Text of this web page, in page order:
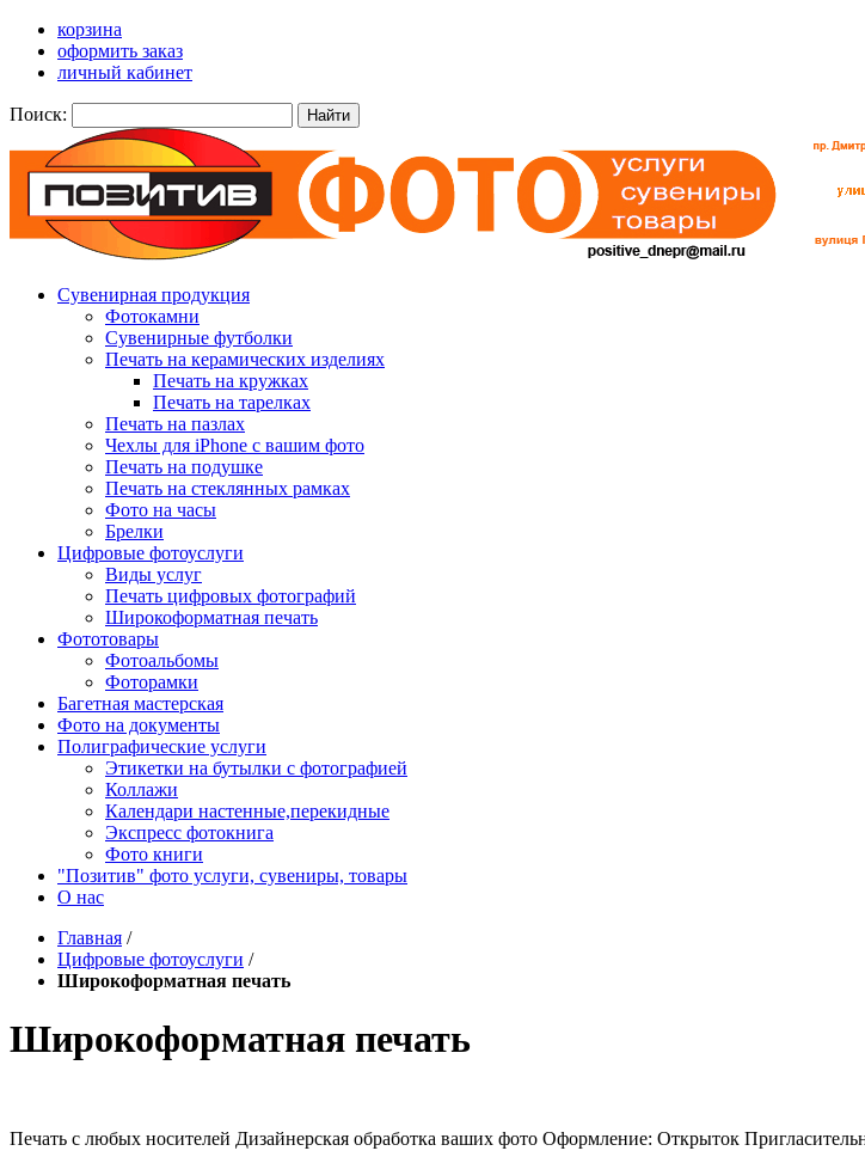
корзина
оформить заказ
личный кабинет
Поиск: Найти
Сувенирная продукция
Фотокамни
Сувенирные футболки
Печать на керамических изделиях
Печать на кружках
Печать на тарелках
Печать на пазлах
Чехлы для iPhone с вашим фото
Печать на подушке
Печать на стеклянных рамках
Фото на часы
Брелки
Цифровые фотоуслуги
Виды услуг
Печать цифровых фотографий
Широкоформатная печать
Фототовары
Фотоальбомы
Фоторамки
Багетная мастерская
Фото на документы
Полиграфические услуги
Этикетки на бутылки c фотографией
Коллажи
Календари настенные,перекидные
Экспресс фотокнига
Фото книги
"Позитив" фото услуги, сувениры, товары
О нас
Главная /
Цифровые фотоуслуги /
Широкоформатная печать
Широкоформатная печать
Печать с любых носителей Дизайнерская обработка ваших фото Оформление: Открыток